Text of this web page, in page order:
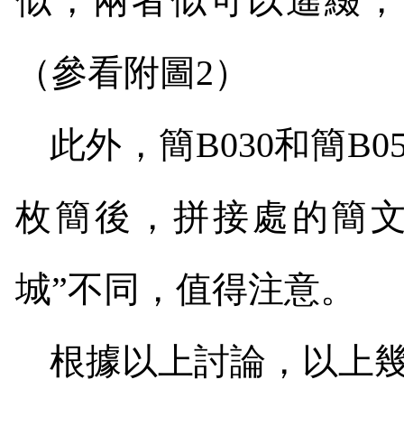
（參看附圖2）
此外，簡B030和簡
枚簡後，拼接處的簡
城”不同，值得注意。
根據以上討論，以上